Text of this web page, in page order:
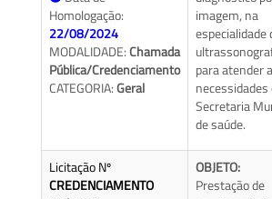
Homologação:
22/08/2024
MODALIDADE:Chamada
Pública/Credenciamento
CATEGORIA:Geral
imagem, na
especialidade
para atender
necessidades
Secretaria
de saúde.
Licitação Nº
CREDENCIAMENTO
OBJETO:
Prestação de